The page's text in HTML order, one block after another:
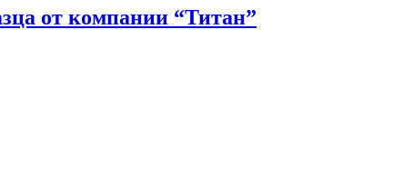
от компании “Титан”